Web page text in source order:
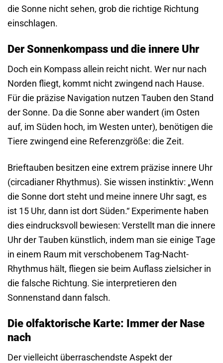
die Sonne nicht sehen, grob die richtige Richtung
einschlagen.
Der Sonnenkompass und die innere Uhr
Doch ein Kompass allein reicht nicht. Wer nur nach
Norden fliegt, kommt nicht zwingend nach Hause.
Für die präzise Navigation nutzen Tauben den Stand
der Sonne. Da die Sonne aber wandert (im Osten
auf, im Süden hoch, im Westen unter), benötigen die
Tiere zwingend eine Referenzgröße: die Zeit.
Brieftauben besitzen eine extrem präzise innere Uhr
(circadianer Rhythmus). Sie wissen instinktiv: „Wenn
die Sonne dort steht und meine innere Uhr sagt, es
ist 15 Uhr, dann ist dort Süden.“ Experimente haben
dies eindrucksvoll bewiesen: Verstellt man die innere
Uhr der Tauben künstlich, indem man sie einige Tage
in einem Raum mit verschobenem Tag-Nacht-
Rhythmus hält, fliegen sie beim Auflass zielsicher in
die falsche Richtung. Sie interpretieren den
Sonnenstand dann falsch.
Die olfaktorische Karte: Immer der Nase
nach
Der vielleicht überraschendste Aspekt der